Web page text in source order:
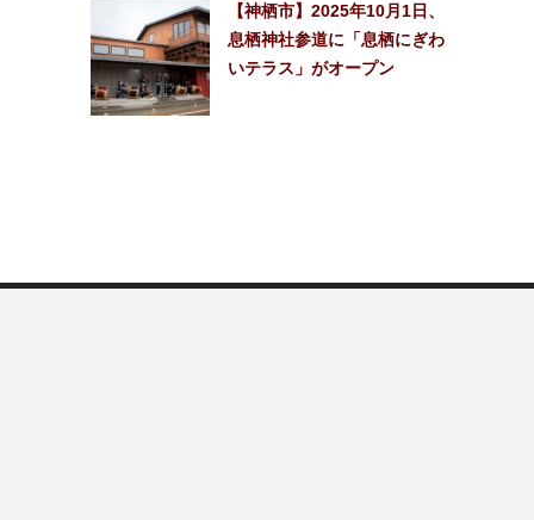
【神栖市】2025年10月1日、
息栖神社参道に「息栖にぎわ
いテラス」がオープン